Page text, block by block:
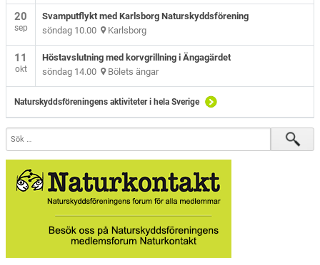
20
sep
Svamputflykt med Karlsborg Naturskyddsförening
söndag 10.00 Karlsborg
11
okt
Höstavslutning med korvgrillning i Ängagärdet
söndag 14.00 Bölets ängar
Naturskyddsföreningens aktiviteter i hela Sverige